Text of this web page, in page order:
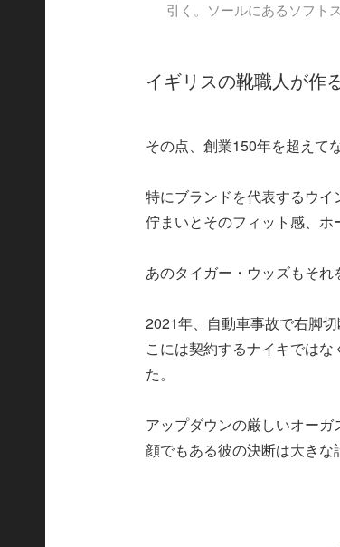
引く。ソールにあるソフト
イギリスの靴職人が作
その点、創業150年を超えて
特にブランドを代表するウ
佇まいとそのフィット感、ホ
あのタイガー・ウッズもそれ
2021年、自動車事故で右脚
こには契約するナイキでは
た。
アップダウンの厳しいオー
顔でもある彼の決断は大きな